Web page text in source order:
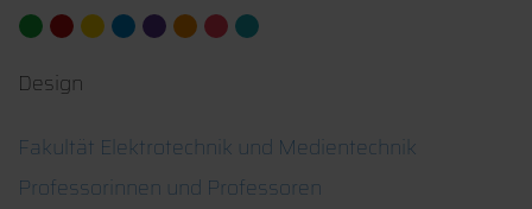
Design
Fakultät Elektrotechnik und Medientechnik
Professorinnen und Professoren